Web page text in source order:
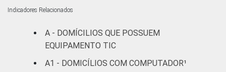
Mais de 5
SM até 10
Indicadores Relacionados
A - DOMÍCILIOS QUE POSSUEM
EQUIPAMENTO TIC
A1 - DOMICÍLIOS COM COMPUTADOR¹